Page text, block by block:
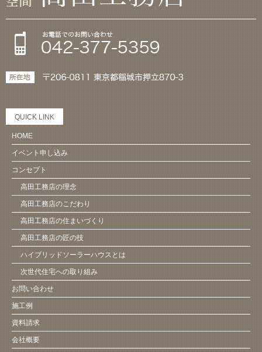
QUICK LINK
HOME
イベント申し込み
コンセプト
高田工務店の理念
高田工務店のこだわり
高田工務店の住まいづくり
高田工務店の匠の技
ハイブリッドソーラーハウスとは
次世代住宅への取り組み
お問い合わせ
施工例
資料請求
会社概要